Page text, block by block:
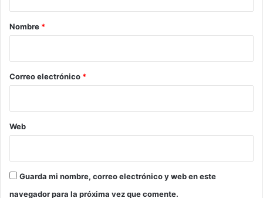
r
*
Nombre *
Correo electrónico *
Web
Guarda mi nombre, correo electrónico y web en este
navegador para la próxima vez que comente.